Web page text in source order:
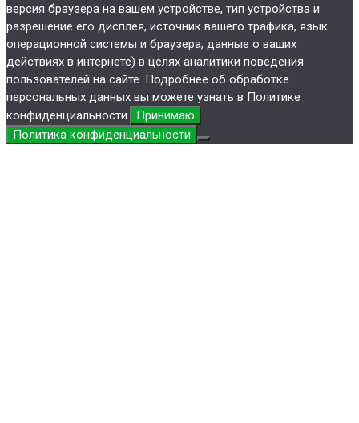
версия браузера на вашем устройстве, тип устройства и
разрешение его дисплея, источник вашего трафика, язык
операционной системы и браузера, данные о ваших
действиях в интернете) в целях аналитики поведения
пользователей на сайте. Подробнее об обработке
персональных данных вы можете узнать в Политике
конфиденциальности. Принимаю
Политика конфиденциальности